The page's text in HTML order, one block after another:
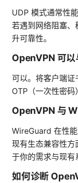
UDP 模式通常性
若遇到网络阻塞
升可靠性。
OpenVPN 可以
可以。将客户端
OTP（一次性密码
OpenVPN 与
WireGuard 在性
现有生态兼容性
于你的需求与现有
如何诊断